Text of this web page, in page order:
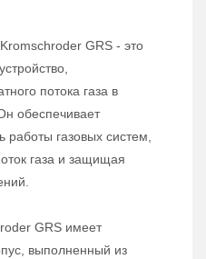
GRS - это
потока газа в
обеспечивает
работы газовых систем,
газа и защищая
GRS имеет
выполненный из